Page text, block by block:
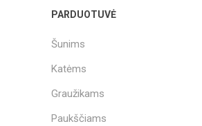
PARDUOTUVĖ
Šunims
Katėms
Graužikams
Paukščiams